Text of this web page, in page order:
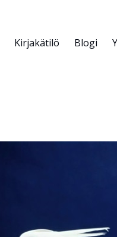
Kirjakätilö Blogi